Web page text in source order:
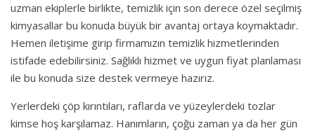
uzman ekiplerle birlikte, temizlik için son derece özel seçilmiş
kimyasallar bu konuda büyük bir avantaj ortaya koymaktadır.
Hemen iletişime girip firmamızın temizlik hizmetlerinden
istifade edebilirsiniz. Sağlıklı hizmet ve uygun fiyat planlaması
ile bu konuda size destek vermeye hazırız.
Yerlerdeki çöp kırıntıları, raflarda ve yüzeylerdeki tozlar
kimse hoş karşılamaz. Hanımların, çoğu zaman ya da her gün